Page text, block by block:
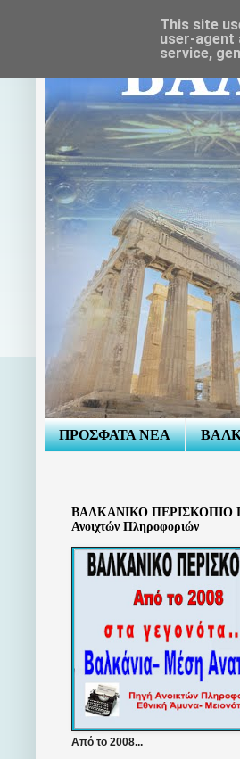
ΠΡΟΣΦΑΤΑ ΝΕΑ
ΒΑΛΚΑΝΙΚΟ ΠΕΡΙΣΚΟΠΙΟ
Ανοιχτών Πληροφοριών
Από το 2008...
This site
user-agent
service,